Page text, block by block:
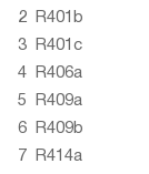
2
R401b
3
R401c
4
R406a
5
R409a
6
R409b
7
R414a